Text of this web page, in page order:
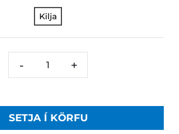
Kilja
- +
SETJA Í KÖRFU